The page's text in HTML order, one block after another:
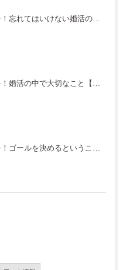
和歌山で婚活を！忘れてはいけない婚活の秘訣【結の会】
和歌山で婚活を！婚活の中で大切なこと【結の会】
和歌山で婚活を！ゴールを決めるということ【結の会】